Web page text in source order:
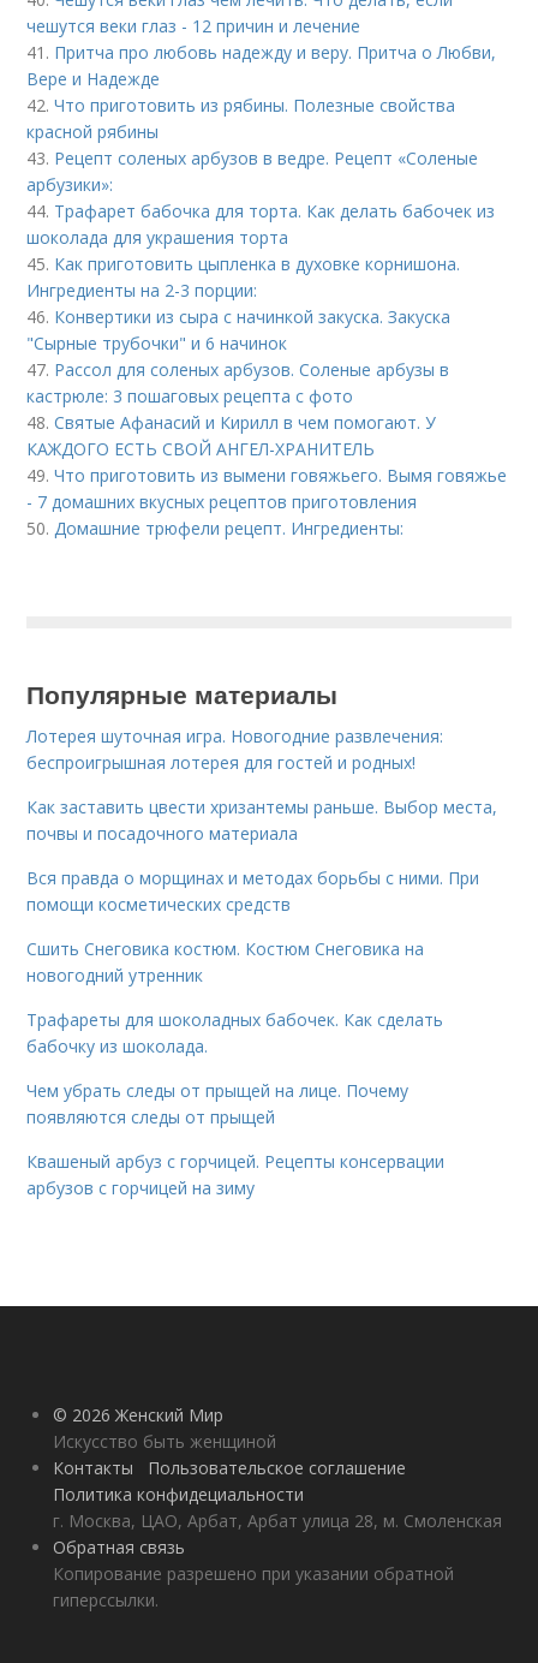
чешутся веки глаз - 12 причин и лечение
41. Притча про любовь надежду и веру. Притча о Любви,
Вере и Надежде
42.Что приготовить из рябины. Полезные свойства
красной рябины
43. Рецепт соленых арбузов в ведре. Рецепт «Соленые
арбузики»:
44. Трафарет бабочка для торта. Как делать бабочек из
шоколада для украшения торта
45. Как приготовить цыпленка в духовке корнишона.
Ингредиенты на 2-3 порции:
46. Конвертики из сыра с начинкой закуска. Закуска
"Сырные трубочки" и 6 начинок
47. Рассол для соленых арбузов. Соленые арбузы в
кастрюле: 3 пошаговых рецепта с фото
48.Святые Афанасий и Кирилл в чем помогают. У
КАЖДОГО ЕСТЬ СВОЙ АНГЕЛ-ХРАНИТЕЛЬ
49.Что приготовить из вымени говяжьего. Вымя говяжье
- 7 домашних вкусных рецептов приготовления
50.Домашние трюфели рецепт. Ингредиенты:
Популярные материалы
Лотерея шуточная игра. Новогодние развлечения:
беспроигрышная лотерея для гостей и родных!
Как заставить цвести хризантемы раньше. Выбор места,
почвы и посадочного материала
Вся правда о морщинах и методах борьбы с ними. При
помощи косметических средств
Сшить Снеговика костюм. Костюм Снеговика на
новогодний утренник
Трафареты для шоколадных бабочек. Как сделать
бабочку из шоколада.
Чем убрать следы от прыщей на лице. Почему
появляются следы от прыщей
Квашеный арбуз с горчицей. Рецепты консервации
арбузов с горчицей на зиму
© 2026 Женский Мир
Искусство быть женщиной
Контакты
Пользовательское соглашение
Политика конфидециальности
г. Москва, ЦАО, Арбат, Арбат улица 28, м. Смоленская
Обратная связь
Копирование разрешено при указании обратной
гиперссылки.